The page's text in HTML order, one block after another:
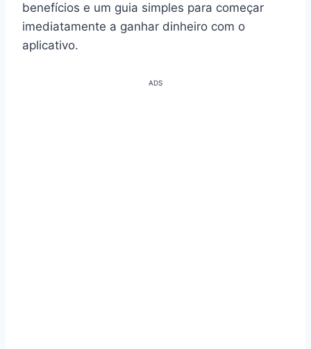
benefícios e um guia simples para começar
imediatamente a ganhar dinheiro com o
aplicativo.
ADS